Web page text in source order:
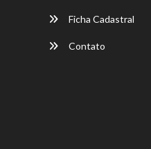
Ficha Cadastral
Contato